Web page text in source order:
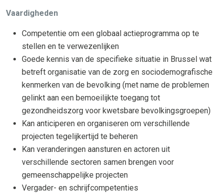
Vaardigheden
Competentie om een globaal actieprogramma op te
stellen en te verwezenlijken
Goede kennis van de specifieke situatie in Brussel wat
betreft organisatie van de zorg en sociodemografische
kenmerken van de bevolking (met name de problemen
gelinkt aan een bemoeilijkte toegang tot
gezondheidszorg voor kwetsbare bevolkingsgroepen)
Kan anticiperen en organiseren om verschillende
projecten tegelijkertijd te beheren
Kan veranderingen aansturen en actoren uit
verschillende sectoren samen brengen voor
gemeenschappelijke projecten
Vergader- en schrijfcompetenties